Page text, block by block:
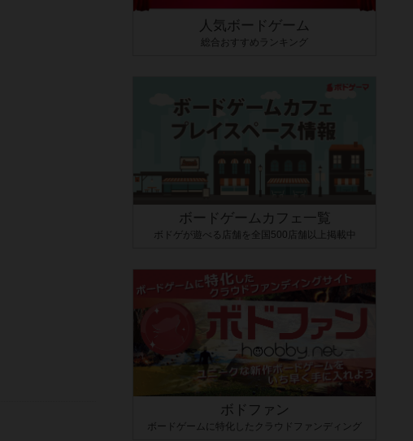
人気ボードゲーム
総合おすすめランキング
ボードゲームカフェ一覧
ボドゲが遊べる店舗を全国500店舗以上掲載中
ボドファン
ボードゲームに特化したクラウドファンディング